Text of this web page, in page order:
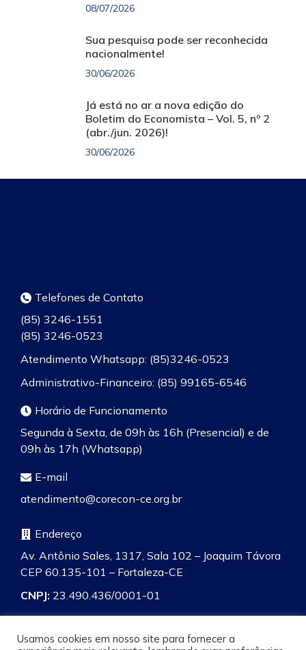
08/07/2026
Sua pesquisa pode ser reconhecida
nacionalmente!
30/06/2026
Já está no ar a nova edição do
Boletim do Economista – Vol. 5, nº 2
(abr./jun. 2026)!
30/06/2026
Telefones de Contato
(85) 3246-1551
(85) 3246-0523
Atendimento Whatsapp: (85)3246-0523
Administrativo-Financeiro: (85) 99165-6546
Horário de Funcionamento
Segunda à Sexta, de 09h às 16h (Presencial) e de
09h às 17h (Whatsapp)
E-mail
atendimento@corecon-ce.org.br
Endereço
Av. Antônio Sales, 1317, Sala 102 – Joaquim Távora
CEP 60.135-101 – Fortaleza-CE
CNPJ: 23.490.436/0001-01
Usamos cookies em nosso site para fornecer a